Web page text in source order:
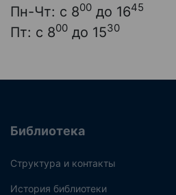
Пн-Чт: с 800 до 1645
Пт: с 800 до 1530
Библиотека
Структура и контакты
История библиотеки